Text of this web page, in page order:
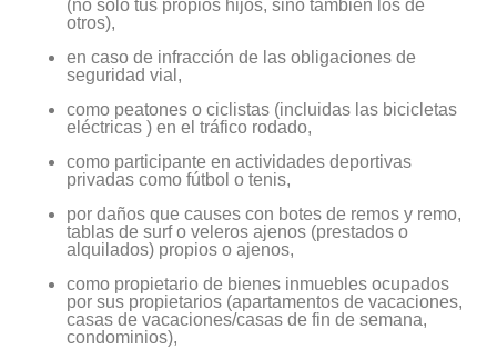
(no sólo tus propios hijos, sino también los de
otros),
en caso de infracción de las obligaciones de
seguridad vial,
como peatones o ciclistas (incluidas las bicicletas
eléctricas ) en el tráfico rodado,
como participante en actividades deportivas
privadas como fútbol o tenis,
por daños que causes con botes de remos y remo,
tablas de surf o veleros ajenos (prestados o
alquilados) propios o ajenos,
como propietario de bienes inmuebles ocupados
por sus propietarios (apartamentos de vacaciones,
casas de vacaciones/casas de fin de semana,
condominios),